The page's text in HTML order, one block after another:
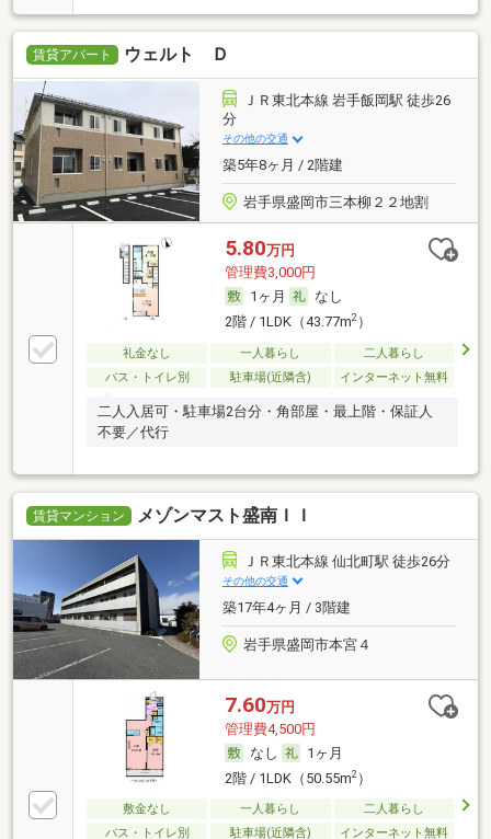
賃貸アパート ウェルト Ｄ
ＪＲ東北本線 岩手飯岡駅 徒歩26
分
その他の交通
築5年8ヶ月 / 2階建
岩手県盛岡市三本柳２２地割
5.80万円
管理費3,000円
1ヶ月
なし
2階 / 1LDK（43.77m2）
礼金なし 一人暮らし
二人暮らし
バス・トイレ別
駐車場(近隣含) インターネット無料
二人入居可・駐車場2台分・角部屋・最上階・保証人
不要／代行
賃貸マンション メゾンマスト盛南ＩＩ
ＪＲ東北本線 仙北町駅 徒歩26分
その他の交通
築17年4ヶ月 / 3階建
岩手県盛岡市本宮４
7.60万円
管理費4,500円
なし
1ヶ月
2階 / 1LDK（50.55m2）
敷金なし 一人暮らし
二人暮らし
バス・トイレ別
駐車場(近隣含) インターネット無料